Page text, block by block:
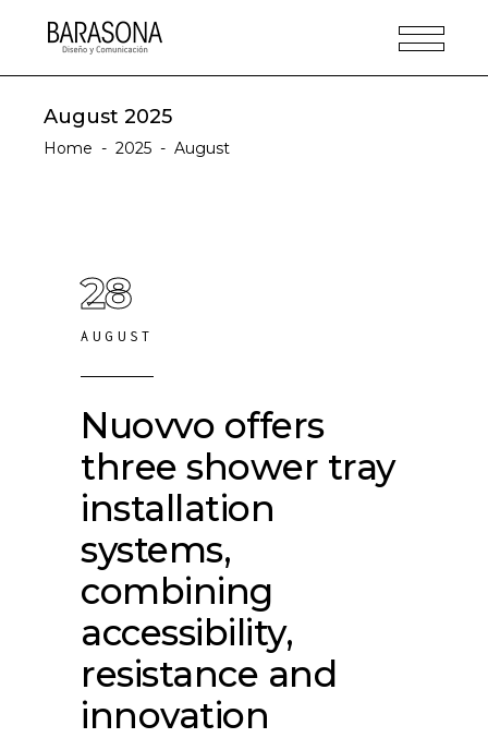
August 2025
Home - 2025 - August
28
AUGUST
Nuovvo offers
three shower tray
installation
systems,
combining
accessibility,
resistance and
innovation